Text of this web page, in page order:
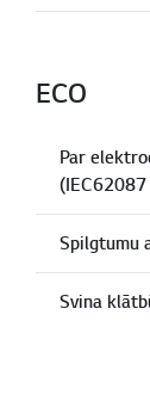
ECO
Par
Spilgtumu
Svina